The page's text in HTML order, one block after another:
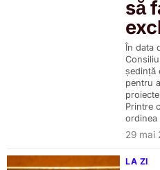
să
În data
ședință
pentru
Printre
ordinea
29 mai
LA ZI